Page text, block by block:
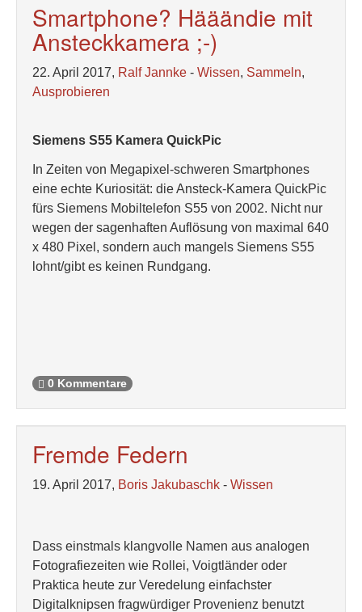
Smartphone? Hääändie mit
Ansteckkamera ;-)
22. April 2017, Ralf Jannke - Wissen, Sammeln,
Ausprobieren
Siemens S55 Kamera QuickPic
In Zeiten von Megapixel-schweren Smartphones
eine echte Kuriosität: die Ansteck-Kamera QuickPic
fürs Siemens Mobiltelefon S55 von 2002. Nicht nur
wegen der sagenhaften Auflösung von maximal 640
x 480 Pixel, sondern auch mangels Siemens S55
lohnt/gibt es keinen Rundgang.
0 Kommentare
Fremde Federn
19. April 2017, Boris Jakubaschk - Wissen
Dass einstmals klangvolle Namen aus analogen
Fotografiezeiten wie Rollei, Voigtländer oder
Praktica heute zur Veredelung einfachster
Digitalknipsen fragwürdiger Provenienz benutzt